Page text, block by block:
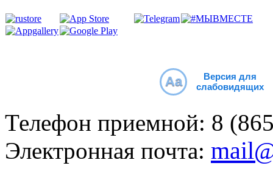
Aa
Версия для
слабовидящих
Телефон приемной: 8
Электронная почта: